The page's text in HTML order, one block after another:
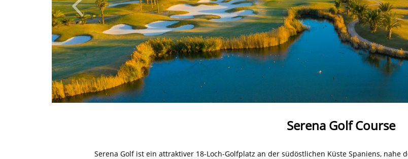
Serena Golf Course
Serena Golf ist ein attraktiver 18-Loch-Golfplatz an der südöstlichen Küste Spaniens, nahe